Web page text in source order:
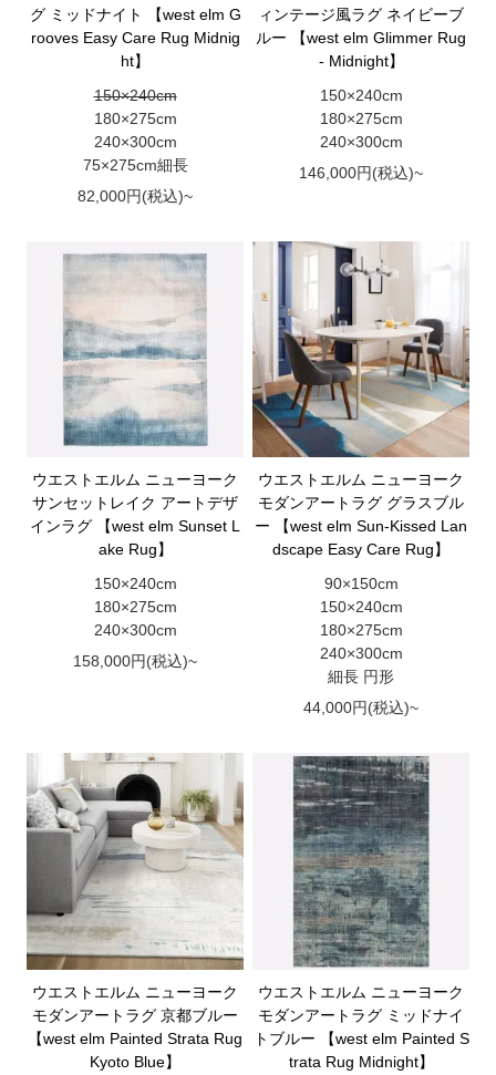
グ ミッドナイト 【west elm G
rooves Easy Care Rug Midnig
ht】
150×240cm
180×275cm
240×300cm
75×275cm細長
82,000円(税込)~
ィンテージ風ラグ ネイビーブ
ルー 【west elm Glimmer Rug
- Midnight】
150×240cm
180×275cm
240×300cm
146,000円(税込)~
ウエストエルム ニューヨーク
サンセットレイク アートデザ
インラグ 【west elm Sunset L
ake Rug】
150×240cm
180×275cm
240×300cm
158,000円(税込)~
ウエストエルム ニューヨーク
モダンアートラグ グラスブル
ー 【west elm Sun-Kissed Lan
dscape Easy Care Rug】
90×150cm
150×240cm
180×275cm
240×300cm
細長 円形
44,000円(税込)~
ウエストエルム ニューヨーク
モダンアートラグ 京都ブルー
【west elm Painted Strata Rug
Kyoto Blue】
ウエストエルム ニューヨーク
モダンアートラグ ミッドナイ
トブルー 【west elm Painted S
trata Rug Midnight】